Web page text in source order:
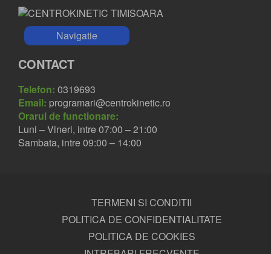
Navigatie
CONTACT
Telefon: 0319693
Email: programari@centrokinetic.ro
Orarul de functionare:
Luni – Vineri, intre 07:00 – 21:00
Sambata, intre 09:00 – 14:00
TERMENI SI CONDITII
POLITICA DE CONFIDENTIALITATE
POLITICA DE COOKIES